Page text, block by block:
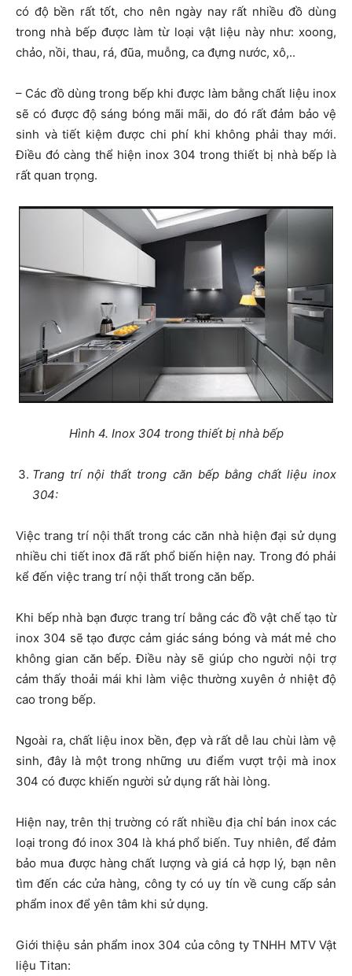
có độ bền rất tốt, cho nên ngày nay rất nhiều đồ dùng
trong nhà bếp được làm từ loại vật liệu này như: xoong,
chảo, nồi, thau, rá, đũa, muỗng, ca đựng nước, xô,..
– Các đồ dùng trong bếp khi được làm bằng chất liệu inox
sẽ có được độ sáng bóng mãi mãi, do đó rất đảm bảo vệ
sinh và tiết kiệm được chi phí khi không phải thay mới.
Điều đó càng thể hiện inox 304 trong thiết bị nhà bếp là
rất quan trọng.
Hình 4. Inox 304 trong thiết bị nhà bếp
Trang trí nội thất trong căn bếp bằng chất liệu inox
304:
Việc trang trí nội thất trong các căn nhà hiện đại sử dụng
nhiều chi tiết inox đã rất phổ biến hiện nay. Trong đó phải
kể đến việc trang trí nội thất trong căn bếp.
Khi bếp nhà bạn được trang trí bằng các đồ vật chế tạo từ
inox 304 sẽ tạo được cảm giác sáng bóng và mát mẻ cho
không gian căn bếp. Điều này sẽ giúp cho người nội trợ
cảm thấy thoải mái khi làm việc thường xuyên ở nhiệt độ
cao trong bếp.
Ngoài ra, chất liệu inox bền, đẹp và rất dễ lau chùi làm vệ
sinh, đây là một trong những ưu điểm vượt trội mà inox
304 có được khiến người sử dụng rất hài lòng.
Hiện nay, trên thị trường có rất nhiều địa chỉ bán inox các
loại trong đó inox 304 là khá phổ biến. Tuy nhiên, để đảm
bảo mua được hàng chất lượng và giá cả hợp lý, bạn nên
tìm đến các cửa hàng, công ty có uy tín về cung cấp sản
phẩm inox để yên tâm khi sử dụng.
Giới thiệu sản phẩm inox 304 của công ty TNHH MTV Vật
liệu Titan: